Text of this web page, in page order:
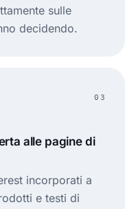
sulle
decidendo.
03
alle pagine di
incorporati a
e testi di